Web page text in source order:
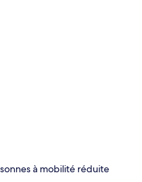
à mobilité réduite